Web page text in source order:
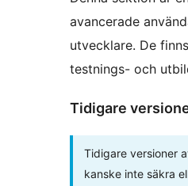
avancerade
utvecklare. De
testnings- och
Tidigare
Tidigare versioner
kanske inte säkra